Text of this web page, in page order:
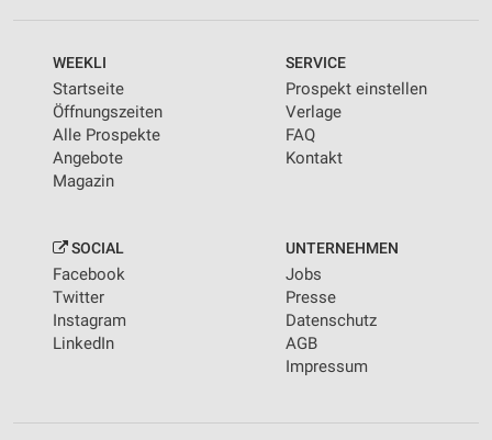
WEEKLI
Startseite
Öffnungszeiten
Alle Prospekte
Angebote
Magazin
SERVICE
Prospekt einstellen
Verlage
FAQ
Kontakt
SOCIAL
Facebook
Twitter
Instagram
LinkedIn
UNTERNEHMEN
Jobs
Presse
Datenschutz
AGB
Impressum